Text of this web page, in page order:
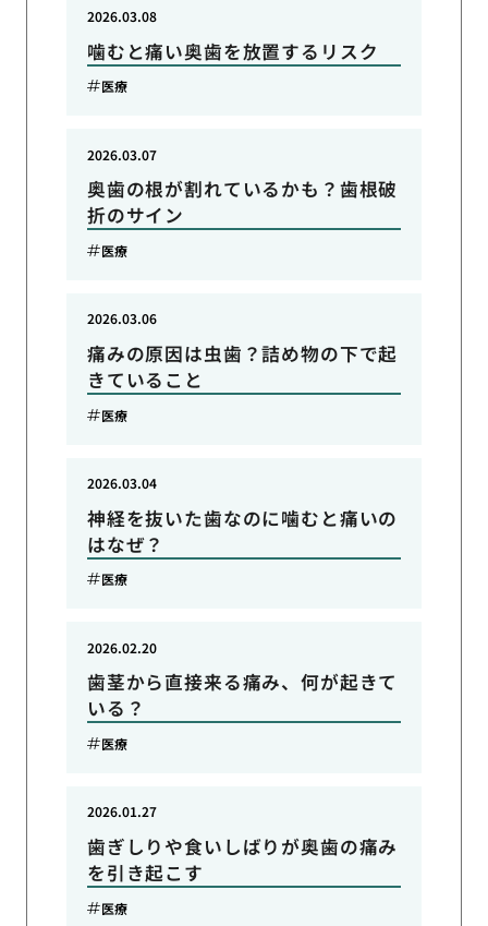
噛むと痛い奥歯を放置するリスク
2026.03.08
医療
奥歯の根が割れているかも？歯根破
折のサイン
2026.03.07
医療
痛みの原因は虫歯？詰め物の下で起
きていること
2026.03.06
医療
神経を抜いた歯なのに噛むと痛いの
はなぜ？
2026.03.04
医療
歯茎から直接来る痛み、何が起きて
いる？
2026.02.20
医療
歯ぎしりや食いしばりが奥歯の痛み
を引き起こす
2026.01.27
医療